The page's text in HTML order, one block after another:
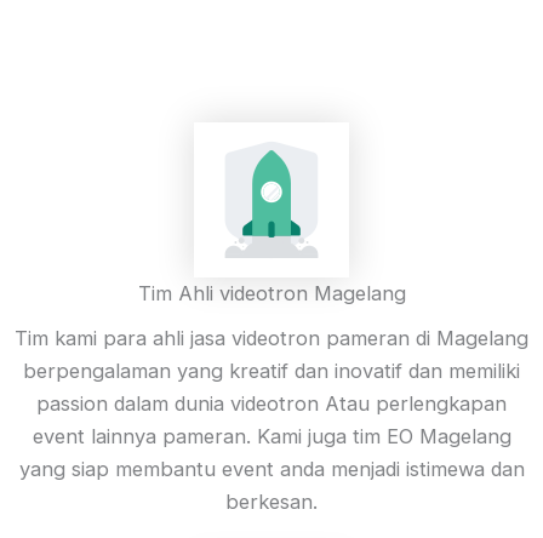
Tim Ahli videotron Magelang
Tim kami para ahli jasa videotron pameran di Magelang
berpengalaman yang kreatif dan inovatif dan memiliki
passion dalam dunia videotron Atau perlengkapan
event lainnya pameran. Kami juga tim EO Magelang
yang siap membantu event anda menjadi istimewa dan
berkesan.